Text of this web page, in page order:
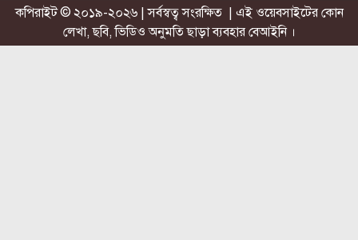
কপিরাইট © ২০১৯-২০২৬ | সর্বস্বত্ব সংরক্ষিত | এই ওয়েবসাইটের কোন
লেখা, ছবি, ভিডিও অনুমতি ছাড়া ব্যবহার বেআইনি ।